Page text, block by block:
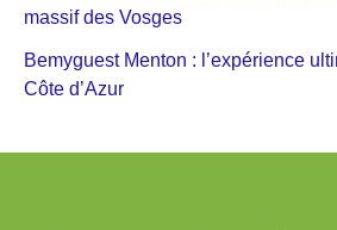
massif des Vosges
Bemyguest Menton : l’expérience
Côte d’Azur